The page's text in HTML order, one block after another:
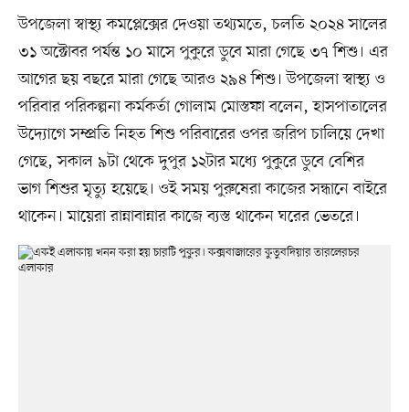
উপজেলা স্বাস্থ্য কমপ্লেক্সের দেওয়া তথ্যমতে, চলতি ২০২৪ সালের
৩১ অক্টোবর পর্যন্ত ১০ মাসে পুকুরে ডুবে মারা গেছে ৩৭ শিশু। এর
আগের ছয় বছরে মারা গেছে আরও ২৯৪ শিশু। উপজেলা স্বাস্থ্য ও
পরিবার পরিকল্পনা কর্মকর্তা গোলাম মোস্তফা বলেন, হাসপাতালের
উদ্যোগে সম্প্রতি নিহত শিশু পরিবারের ওপর জরিপ চালিয়ে দেখা
গেছে, সকাল ৯টা থেকে দুপুর ১২টার মধ্যে পুকুরে ডুবে বেশির
ভাগ শিশুর মৃত্যু হয়েছে। ওই সময় পুরুষেরা কাজের সন্ধানে বাইরে
থাকেন। মায়েরা রান্নাবান্নার কাজে ব্যস্ত থাকেন ঘরের ভেতরে।